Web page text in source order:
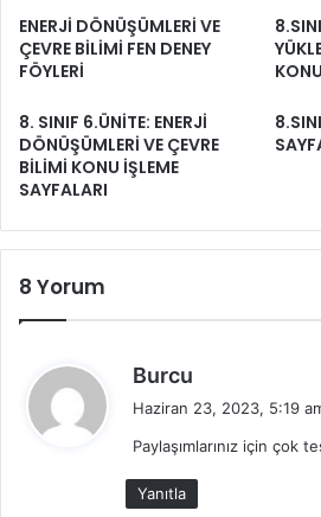
ENERJİ DÖNÜŞÜMLERİ VE
ÇEVRE BİLİMİ FEN DENEY
FÖYLERİ
8. SINIF 6.ÜNİTE: ENERJİ
DÖNÜŞÜMLERİ VE ÇEVRE
BİLİMİ KONU İŞLEME
SAYFALARI
8 Yorum
Burcu
i
k
i
Haziran 23, 2023, 5:19
Paylaşımlarınız için çok
Yanıtla